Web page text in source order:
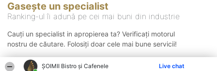
ȘOIMII Bistro și Cafenele Live chat
Gasește un specialist
Ranking-ul îi adună pe cei mai buni din industrie
Cauți un specialist in apropierea ta? Verificați motorul
nostru de căutare. Folosiți doar cele mai bune servicii!